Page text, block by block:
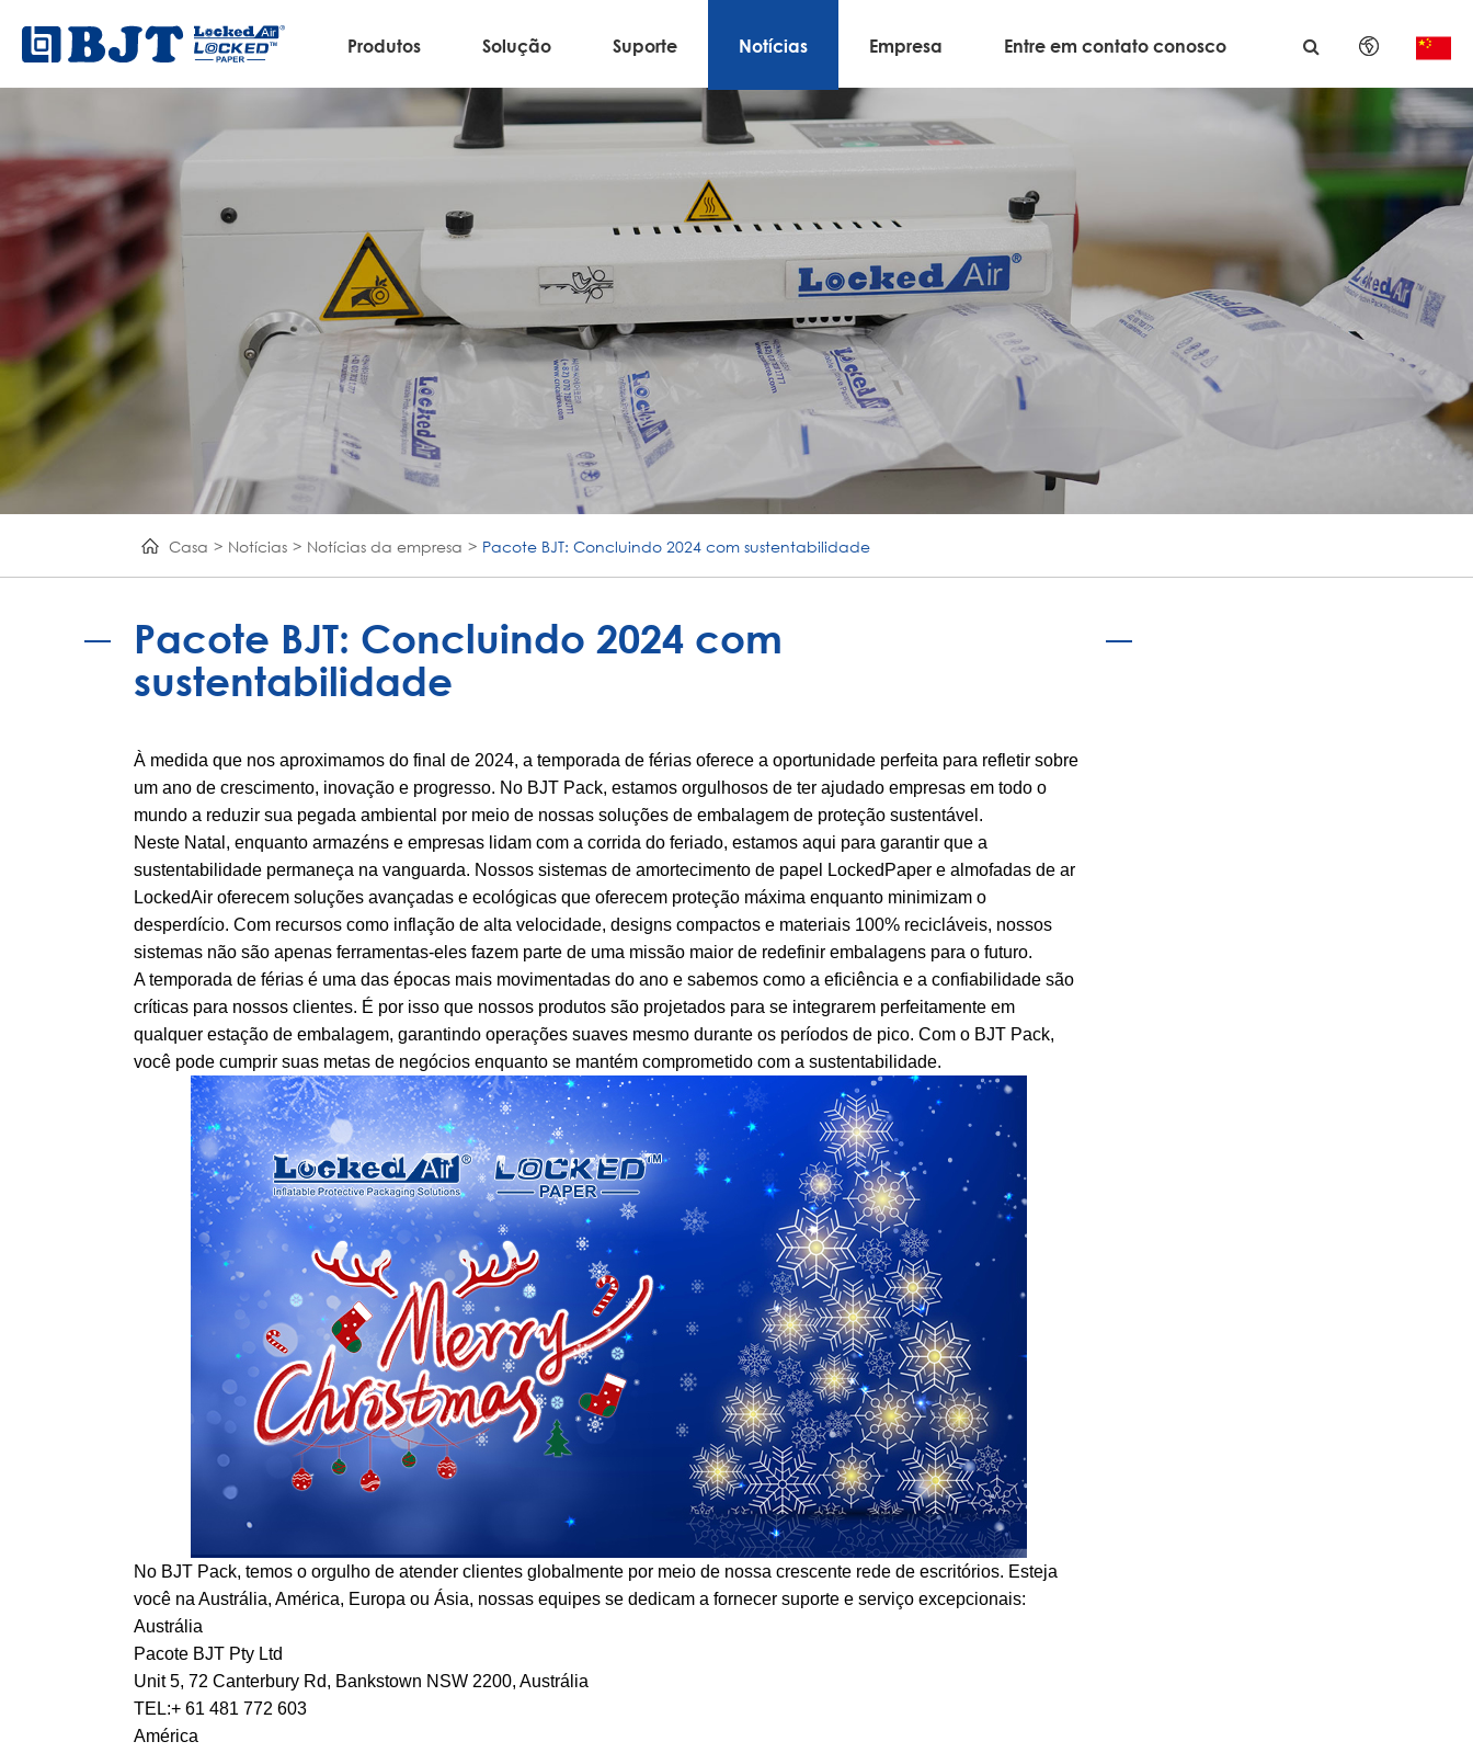
Produtos Solução Suporte Notícias Empresa Entre em contato conosco
English
日本語
français
Deutsch
português
Casa Notícias Notícias da empresa Pacote BJT: Concluindo 2024 com sustentabilidade
Pacote BJT: Concluindo 2024 com
sustentabilidade
À medida que nos aproximamos do final de 2024, a temporada de férias oferece a oportunidade perfeita para refletir sobre
um ano de crescimento, inovação e progresso. No BJT Pack, estamos orgulhosos de ter ajudado empresas em todo o
mundo a reduzir sua pegada ambiental por meio de nossas soluções de embalagem de proteção sustentável.
Neste Natal, enquanto armazéns e empresas lidam com a corrida do feriado, estamos aqui para garantir que a
sustentabilidade permaneça na vanguarda. Nossos sistemas de amortecimento de papel LockedPaper e almofadas de ar
LockedAir oferecem soluções avançadas e ecológicas que oferecem proteção máxima enquanto minimizam o
desperdício. Com recursos como inflação de alta velocidade, designs compactos e materiais 100% recicláveis, nossos
sistemas não são apenas ferramentas-eles fazem parte de uma missão maior de redefinir embalagens para o futuro.
A temporada de férias é uma das épocas mais movimentadas do ano e sabemos como a eficiência e a confiabilidade são
críticas para nossos clientes. É por isso que nossos produtos são projetados para se integrarem perfeitamente em
qualquer estação de embalagem, garantindo operações suaves mesmo durante os períodos de pico. Com o BJT Pack,
você pode cumprir suas metas de negócios enquanto se mantém comprometido com a sustentabilidade.
No BJT Pack, temos o orgulho de atender clientes globalmente por meio de nossa crescente rede de escritórios. Esteja
você na Austrália, América, Europa ou Ásia, nossas equipes se dedicam a fornecer suporte e serviço excepcionais:
Austrália
Pacote BJT Pty Ltd
Unit 5, 72 Canterbury Rd, Bankstown NSW 2200, Austrália
TEL:+ 61 481 772 603
América